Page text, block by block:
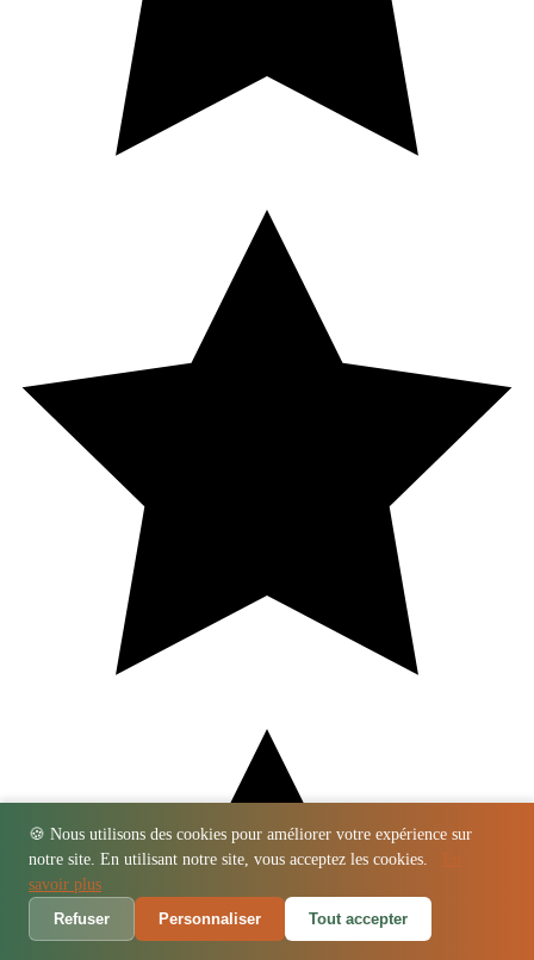
🍪 Nous utilisons des cookies pour améliorer votre expérience sur
notre site. En utilisant notre site, vous acceptez les cookies.
savoir plus
Refuser
Personnaliser Tout accepter